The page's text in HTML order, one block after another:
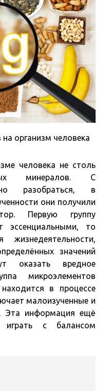
организм человека
человека не столь
минералов. С
разобраться, в
они получили
Первую группу
эссенциальными, то
значений
оказать вредное
микроэлементов
в процессе
малоизученные и
Эта информация ещё
с балансом